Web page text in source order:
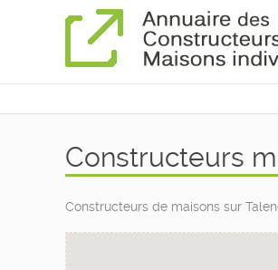
Constructeurs
Constructeurs de maisons sur